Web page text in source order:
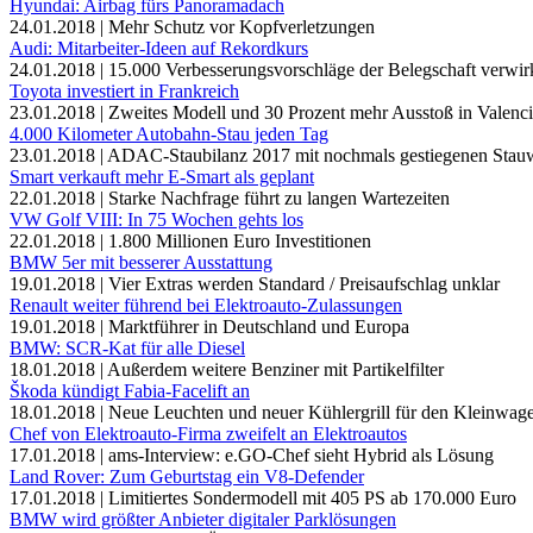
Hyundai: Airbag fürs Panoramadach
24.01.2018 | Mehr Schutz vor Kopfverletzungen
Audi: Mitarbeiter-Ideen auf Rekordkurs
24.01.2018 | 15.000 Verbesserungsvorschläge der Belegschaft
Toyota investiert in Frankreich
23.01.2018 | Zweites Modell und 30 Prozent mehr Ausstoß in
4.000 Kilometer Autobahn-Stau jeden Tag
23.01.2018 | ADAC-Staubilanz 2017 mit nochmals gestiegenen
Smart verkauft mehr E-Smart als geplant
22.01.2018 | Starke Nachfrage führt zu langen Wartezeiten
VW Golf VIII: In 75 Wochen gehts los
22.01.2018 | 1.800 Millionen Euro Investitionen
BMW 5er mit besserer Ausstattung
19.01.2018 | Vier Extras werden Standard / Preisaufschlag unklar
Renault weiter führend bei Elektroauto-Zulassungen
19.01.2018 | Marktführer in Deutschland und Europa
BMW: SCR-Kat für alle Diesel
18.01.2018 | Außerdem weitere Benziner mit Partikelfilter
Škoda kündigt Fabia-Facelift an
18.01.2018 | Neue Leuchten und neuer Kühlergrill für den
Chef von Elektroauto-Firma zweifelt an Elektroautos
17.01.2018 | ams-Interview: e.GO-Chef sieht Hybrid als Lösung
Land Rover: Zum Geburtstag ein V8-Defender
17.01.2018 | Limitiertes Sondermodell mit 405 PS ab 170.000 Euro
BMW wird größter Anbieter digitaler Parklösungen